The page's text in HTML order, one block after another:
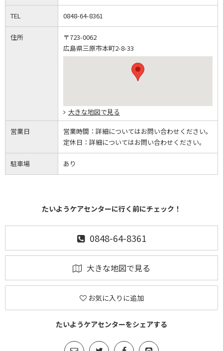
TEL 0848-64-8361
住所
〒723-0062
広島県三原市本町2-8-33
大きな地図で見る
営業日 営業時間： 詳細についてはお問い合わせください。
定休日： 詳細についてはお問い合わせください。
駐車場 あり
たいようケアセンターに行く前にチェック！
0848-64-8361
大きな地図で見る
お気に入りに追加
たいようケアセンターをシェアする